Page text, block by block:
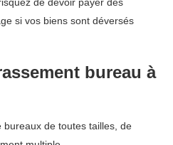
de devoir payer des
si vos biens sont déversés
bureau à
de toutes tailles, de